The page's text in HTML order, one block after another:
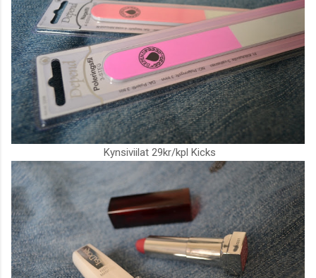
Kynsiviilat 29kr/kpl Kicks